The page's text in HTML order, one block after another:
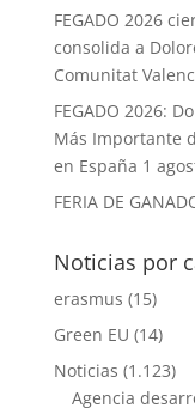
FEGADO 2026
consolida a
Comunitat
FEGADO 2026:
Más Importante
en España 1
FERIA DE
Noticias por
erasmus (15)
Green EU (14)
Noticias (1.123)
Agencia